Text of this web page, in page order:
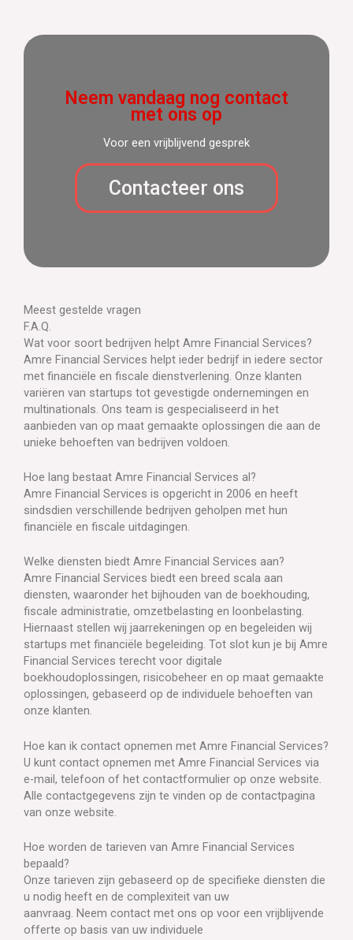
Neem vandaag nog contact
met ons op
Voor een vrijblijvend gesprek
Contacteer ons
Meest gestelde vragen
F.A.Q.
Wat voor soort bedrijven helpt Amre Financial Services?
Amre Financial Services helpt ieder bedrijf in iedere sector
met financiële en fiscale dienstverlening. Onze klanten
variëren van startups tot gevestigde ondernemingen en
multinationals. Ons team is gespecialiseerd in het
aanbieden van op maat gemaakte oplossingen die aan de
unieke behoeften van bedrijven voldoen.
Hoe lang bestaat Amre Financial Services al?
Amre Financial Services is opgericht in 2006 en heeft
sindsdien verschillende bedrijven geholpen met hun
financiële en fiscale uitdagingen.
Welke diensten biedt Amre Financial Services aan?
Amre Financial Services biedt een breed scala aan
diensten, waaronder het bijhouden van de boekhouding,
fiscale administratie, omzetbelasting en loonbelasting.
Hiernaast stellen wij jaarrekeningen op en begeleiden wij
startups met financiële begeleiding. Tot slot kun je bij Amre
Financial Services terecht voor digitale
boekhoudoplossingen, risicobeheer en op maat gemaakte
oplossingen, gebaseerd op de individuele behoeften van
onze klanten.
Hoe kan ik contact opnemen met Amre Financial Services?
U kunt contact opnemen met Amre Financial Services via
e-mail, telefoon of het contactformulier op onze website.
Alle contactgegevens zijn te vinden op de contactpagina
van onze website.
Hoe worden de tarieven van Amre Financial Services
bepaald?
Onze tarieven zijn gebaseerd op de specifieke diensten die
u nodig heeft en de complexiteit van uw
aanvraag. Neem contact met ons op voor een vrijblijvende
offerte op basis van uw individuele